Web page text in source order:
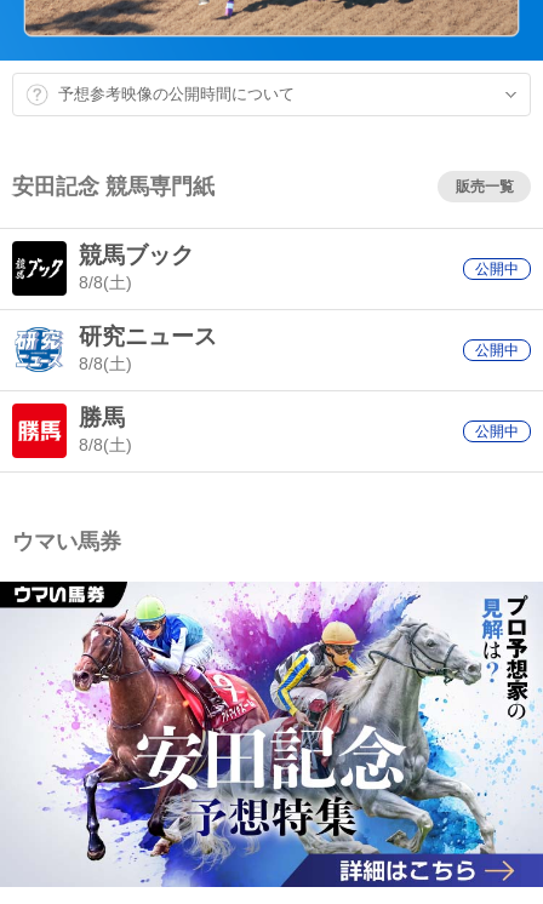
予想参考映像の公開時間について
安田記念 競馬専門紙 販売一覧
競馬ブック
8/8(土)
公開中
研究ニュース
8/8(土)
公開中
勝馬
8/8(土)
公開中
ウマい馬券